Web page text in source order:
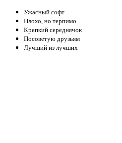
Ужасный софт
Плохо, но терпимо
Крепкий середнячок
Посоветую друзьям
Лучший из лучших